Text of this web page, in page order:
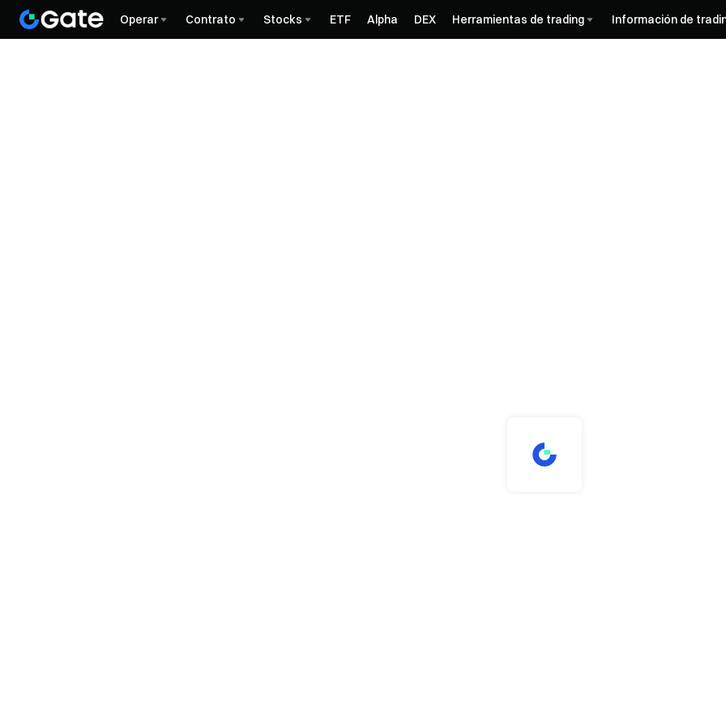
Operar Contrato Stocks ETF Alpha DEX Herramientas de trading Información de